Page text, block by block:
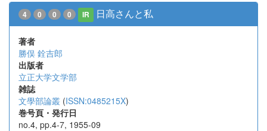
4 0 0 0 IR 日高さんと私
著者
勝俣 銓吉郎
出版者
立正大学文学部
雑誌
文學部論叢 (ISSN:0485215X)
巻号頁・発行日
no.4, pp.4-7, 1955-09